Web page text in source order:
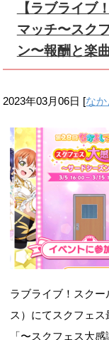
【ラブライブ
マッチ〜スク
ン〜報酬と楽
2023年03月06日 [な
ラブライブ！スク
ス）にてスクフェ
「〜スクフェス大